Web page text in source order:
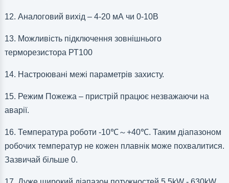
12. Аналоговий вихід – 4-20 мА чи 0-10В
13. Можливість підключення зовнішнього
терморезистора РТ100
14. Настроювані межі параметрів захисту.
15. Режим Пожежа – пристрій працює незважаючи на
аварії.
16. Температура роботи -10℃～+40℃. Таким діапазоном
робочих температур не кожен плавнік може похвалитися.
Зазвичай більше 0.